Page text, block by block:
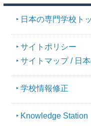
日本の専門学校ト
サイトポリシー
サイトマップ / 日
学校情報修正
Knowledge Station